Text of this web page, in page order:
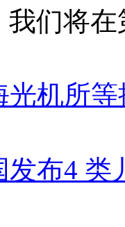
我们将
光机所
发布4 类